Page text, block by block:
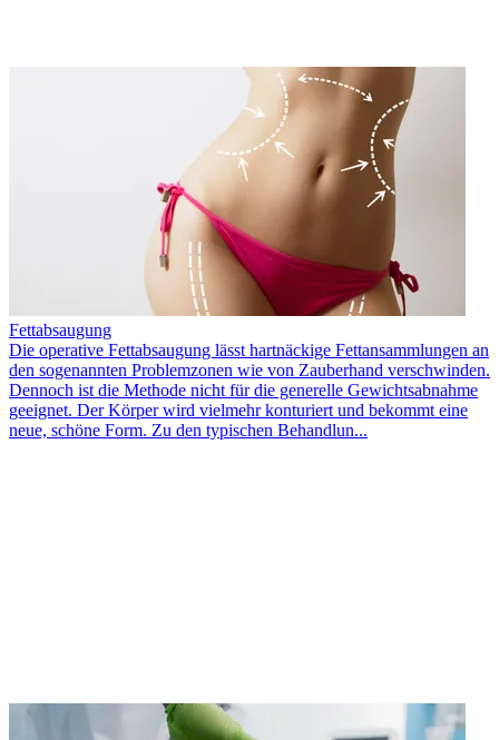
Fettabsaugung
Die operative Fettabsaugung lässt hartnäckige Fettansammlungen an
den sogenannten Problemzonen wie von Zauberhand verschwinden.
Dennoch ist die Methode nicht für die generelle Gewichtsabnahme
geeignet. Der Körper wird vielmehr konturiert und bekommt eine
neue, schöne Form. Zu den typischen Behandlun...